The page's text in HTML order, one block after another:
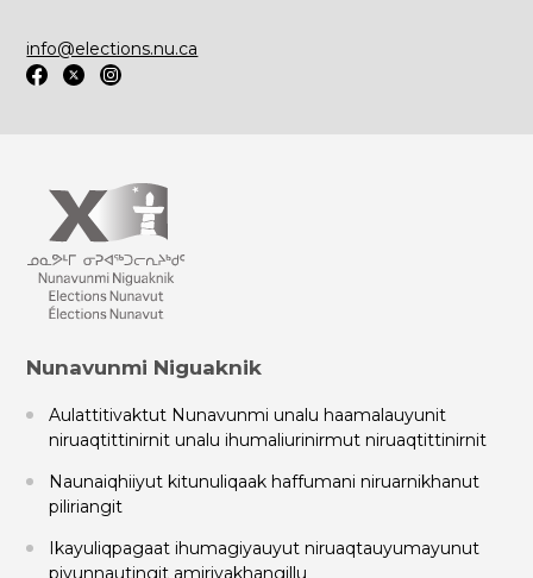
info@elections.nu.ca
Nunavunmi Niguaknik
Aulattitivaktut Nunavunmi unalu haamalauyunit
niruaqtittinirnit unalu ihumaliurinirmut niruaqtittinirnit
Naunaiqhiiyut kitunuliqaak haffumani niruarnikhanut
piliriangit
Ikayuliqpagaat ihumagiyauyut niruaqtauyumayunut
piyunnautingit amiriyakhangillu